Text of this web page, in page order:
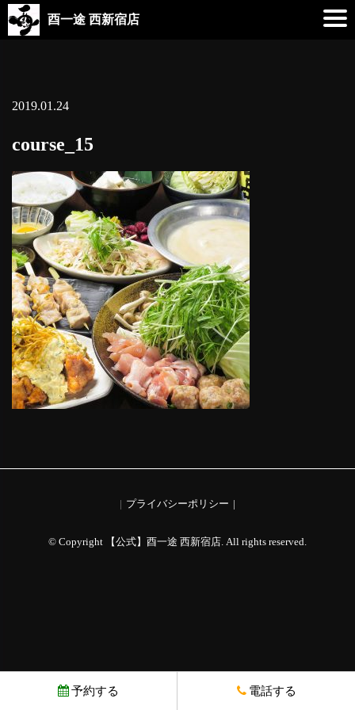
酉一途 西新宿店
2019.01.24
course_15
プライバシーポリシー
© Copyright 【公式】酉一途 西新宿店. All rights reserved.
予約する 電話する